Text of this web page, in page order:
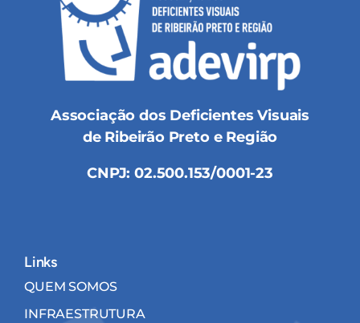
Associação dos Deficientes Visuais
de Ribeirão Preto e Região
CNPJ: 02.500.153/0001-23
Links
QUEM SOMOS
INFRAESTRUTURA